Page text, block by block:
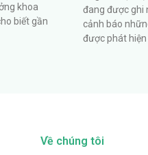
khoa
biết gần
đang được ghi
cảnh báo
được phát hiện
Về chúng tôi